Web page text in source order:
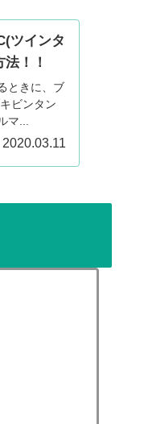
ツインタ
！！
ときに、ブ
ビンタン
マ...
2020.03.11